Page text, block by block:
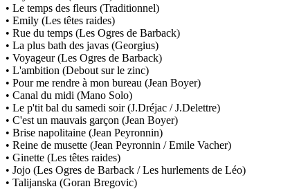
• Le temps des fleurs (Traditionnel)
• Emily (Les têtes raides)
• Rue du temps (Les Ogres de Barback)
• La plus bath des javas (Georgius)
• Voyageur (Les Ogres de Barback)
• L'ambition (Debout sur le zinc)
• Pour me rendre à mon bureau (Jean Boyer)
• Canal du midi (Mano Solo)
• Le p'tit bal du samedi soir (J.Dréjac / J.Delettre)
• C'est un mauvais garçon (Jean Boyer)
• Brise napolitaine (Jean Peyronnin)
• Reine de musette (Jean Peyronnin / Emile Vacher)
• Ginette (Les têtes raides)
• Jojo (Les Ogres de Barback / Les hurlements de Léo)
• Talijanska (Goran Bregovic)